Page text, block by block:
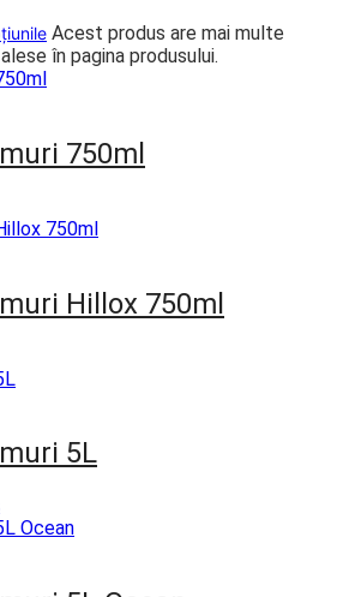
Acest produs are mai multe
în pagina produsului.
750ml
Hillox 750ml
5L